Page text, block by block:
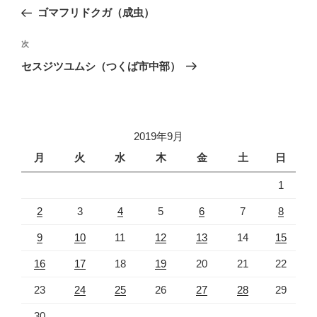
ナ
ビ
ゲ
の
稿
ゴマフリドクガ（成虫）
次
の
次
セスジツユムシ（つくば市中部）
2019年9月
月
火 水 木 金 土 日
1
2 3 4 5 6 7 8
9 10 11 12 13 14 15
16 17 18 19 20 21 22
23 24 25 26 27 28 29